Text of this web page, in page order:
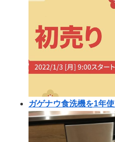
ガゲナウ食洗機を1年